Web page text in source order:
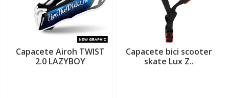
Capacete Airoh TWIST
2.0 LAZYBOY
Capacete bici scooter
skate Lux Z..